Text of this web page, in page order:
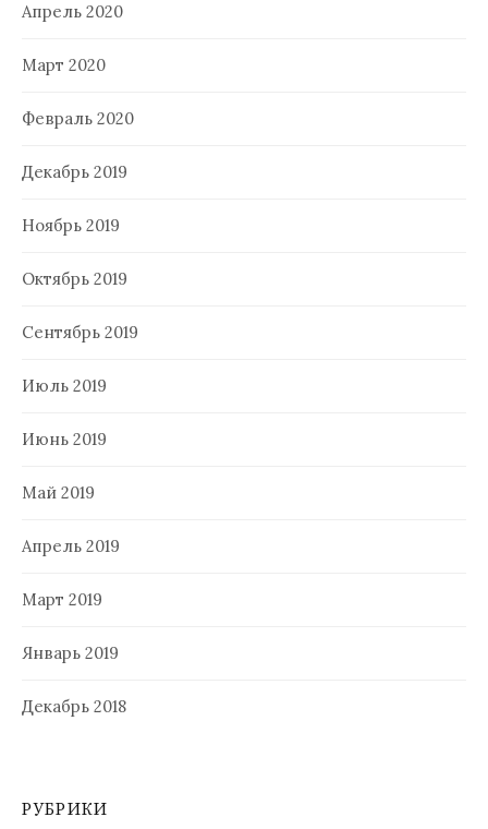
Апрель 2020
Март 2020
Февраль 2020
Декабрь 2019
Ноябрь 2019
Октябрь 2019
Сентябрь 2019
Июль 2019
Июнь 2019
Май 2019
Апрель 2019
Март 2019
Январь 2019
Декабрь 2018
РУБРИКИ